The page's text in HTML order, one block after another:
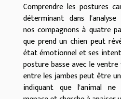
Comprendre les postures
déterminant dans
nos compagnons à quatre
que prend un chien peut
état émotionnel et ses
posture basse avec le
entre les jambes peut être
indiquant que l'animal